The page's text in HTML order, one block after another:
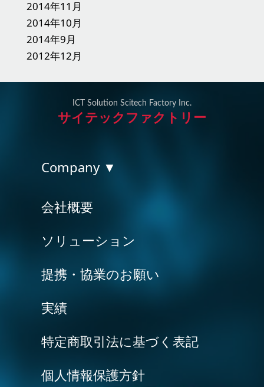
2014年11月
2014年10月
2014年9月
2012年12月
ICT Solution Scitech Factory Inc.
サイテックファクトリー
Company ▼
会社概要
ソリューション
提携・協業のお願い
実績
特定商取引法に基づく表記
個人情報保護方針